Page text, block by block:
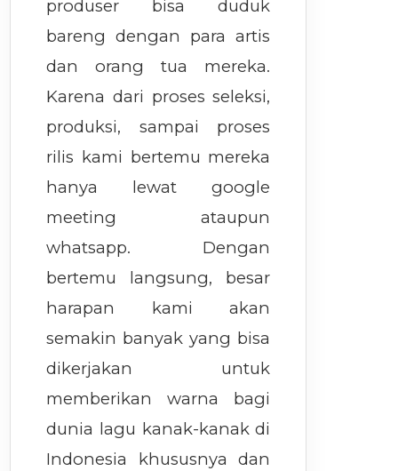
produser bisa duduk
bareng dengan para artis
dan orang tua mereka.
Karena dari proses seleksi,
produksi, sampai proses
rilis kami bertemu mereka
hanya lewat google
meeting ataupun
whatsapp. Dengan
bertemu langsung, besar
harapan kami akan
semakin banyak yang bisa
dikerjakan untuk
memberikan warna bagi
dunia lagu kanak-kanak di
Indonesia khususnya dan